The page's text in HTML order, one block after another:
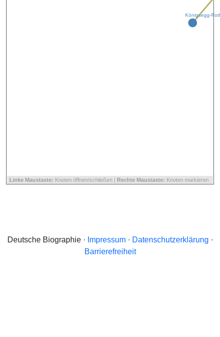
Königsegg-
Linke Maustaste: Knoten öffnen/schließen | Rechte Maustaste: Knoten markieren
Deutsche Biographie · Impressum· Datenschutzerklärung ·
Barrierefreiheit